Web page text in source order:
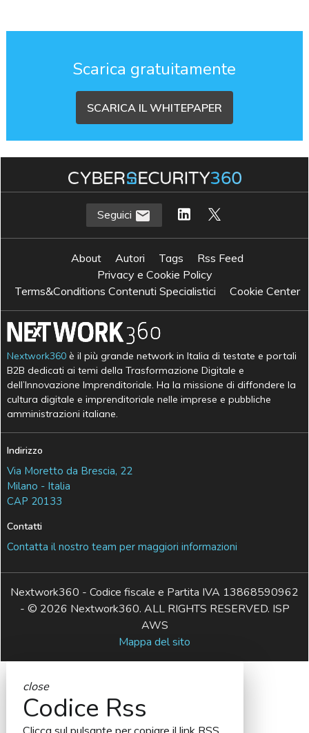
Scarica gratuitamente
SCARICA IL WHITEPAPER
Seguici
About Autori Tags
Rss Feed
Privacy e Cookie Policy
Terms&Conditions Contenuti Specialistici
Cookie Center
Nextwork360 è il più grande network in Italia di testate e portali
B2B dedicati ai temi della Trasformazione Digitale e
dell’Innovazione Imprenditoriale. Ha la missione di diffondere la
cultura digitale e imprenditoriale nelle imprese e pubbliche
amministrazioni italiane.
Indirizzo
Via Moretto da Brescia, 22
Milano - Italia
CAP 20133
Contatti
Contatta il nostro team per maggiori informazioni
Nextwork360 - Codice fiscale e Partita IVA 13868590962
- © 2026 Nextwork360. ALL RIGHTS RESERVED. ISP
AWS
Mappa del sito
close
Codice Rss
Clicca sul pulsante per copiare il link RSS